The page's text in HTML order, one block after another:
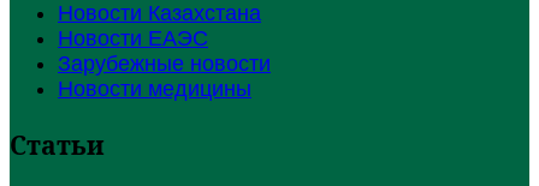
Новости Казахстана
Новости ЕАЭС
Зарубежные новости
Новости медицины
Статьи